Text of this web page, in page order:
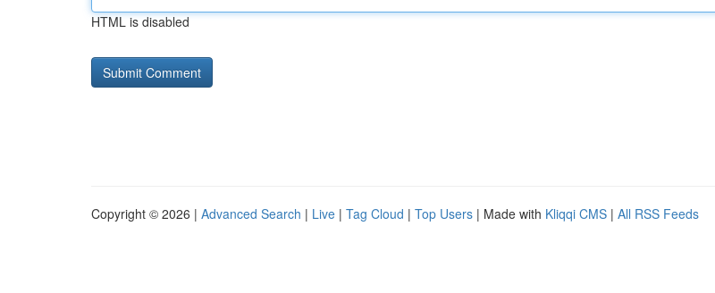
HTML is disabled
Copyright © 2026 | Advanced Search | Live | Tag Cloud | Top Users | Made with Kliqqi CMS | All RSS Feeds